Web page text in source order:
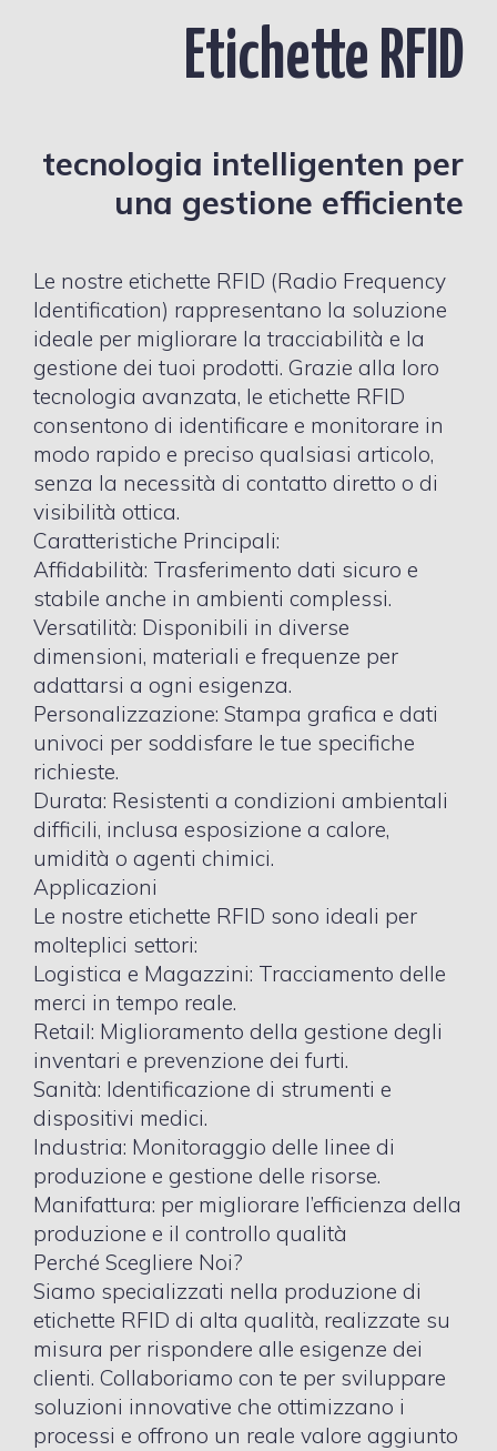
Etichette RFID
tecnologia intelligenten per
una gestione efficiente
Le nostre etichette RFID (Radio Frequency
Identification) rappresentano la soluzione
ideale per migliorare la tracciabilità e la
gestione dei tuoi prodotti. Grazie alla loro
tecnologia avanzata, le etichette RFID
consentono di identificare e monitorare in
modo rapido e preciso qualsiasi articolo,
senza la necessità di contatto diretto o di
visibilità ottica.
Caratteristiche Principali:
Affidabilità: Trasferimento dati sicuro e
stabile anche in ambienti complessi.
Versatilità: Disponibili in diverse
dimensioni, materiali e frequenze per
adattarsi a ogni esigenza.
Personalizzazione: Stampa grafica e dati
univoci per soddisfare le tue specifiche
richieste.
Durata: Resistenti a condizioni ambientali
difficili, inclusa esposizione a calore,
umidità o agenti chimici.
Applicazioni
Le nostre etichette RFID sono ideali per
molteplici settori:
Logistica e Magazzini: Tracciamento delle
merci in tempo reale.
Retail: Miglioramento della gestione degli
inventari e prevenzione dei furti.
Sanità: Identificazione di strumenti e
dispositivi medici.
Industria: Monitoraggio delle linee di
produzione e gestione delle risorse.
Manifattura: per migliorare l’efficienza della
produzione e il controllo qualità
Perché Scegliere Noi?
Siamo specializzati nella produzione di
etichette RFID di alta qualità, realizzate su
misura per rispondere alle esigenze dei
clienti. Collaboriamo con te per sviluppare
soluzioni innovative che ottimizzano i
processi e offrono un reale valore aggiunto